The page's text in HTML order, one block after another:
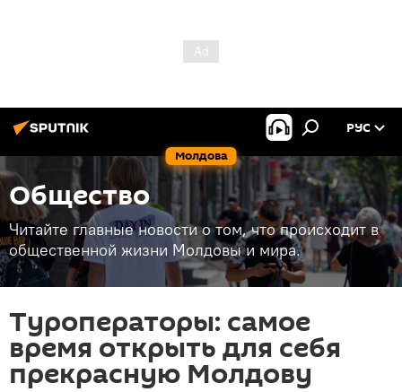
Молдова
РУС
Общество
Читайте главные новости о том, что происходит в
общественной жизни Молдовы и мира.
Туроператоры: самое
время открыть для себя
прекрасную Молдову